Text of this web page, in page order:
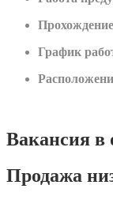
График
Вакансия в
Продажа